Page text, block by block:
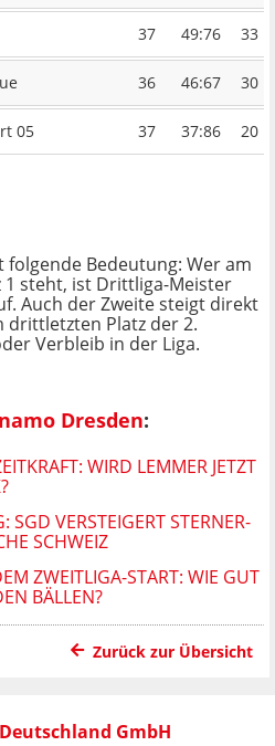
37 49:76 33
36 46:67 30
05 37 37:86
20
folgende Bedeutung: Wer am
1 steht, ist Drittliga-Meister
Auch der Zweite steigt direkt
drittletzten Platz der 2.
Verbleib in der Liga.
Dresden:
WIRD LEMMER JETZT
VERSTEIGERT STERNER-
SCHWEIZ
ZWEITLIGA-START: WIE GUT
BÄLLEN?
Zurück zur Übersicht
Deutschland GmbH